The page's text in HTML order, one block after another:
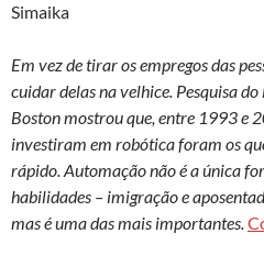
Simaika
Em vez de tirar os empregos das
cuidar delas na velhice. Pesquisa
Boston mostrou que, entre 1993 e
investiram em robótica foram os
rápido. Automação não é a única
habilidades – imigração e
mas é uma das mais importantes.